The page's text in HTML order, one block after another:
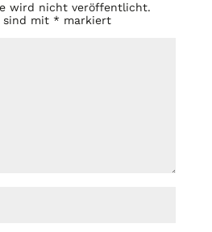
wird nicht veröffentlicht.
sind mit *markiert